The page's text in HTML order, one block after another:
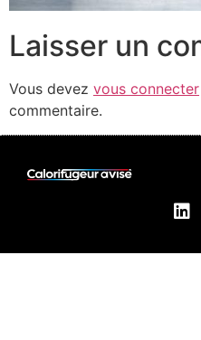
Laisser un
Vous devez vous connecter
commentaire.